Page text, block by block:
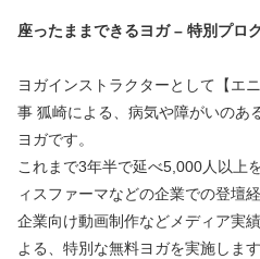
座ったままできるヨガ – 特別プロ
ヨガインストラクターとして【エ
事 狐崎による、病気や障がいのあ
ヨガです。
これまで3年半で延べ5,000人以上
ィスファーマなどの企業での登壇
企業向け動画制作などメディア実
よる、特別な無料ヨガを実施します